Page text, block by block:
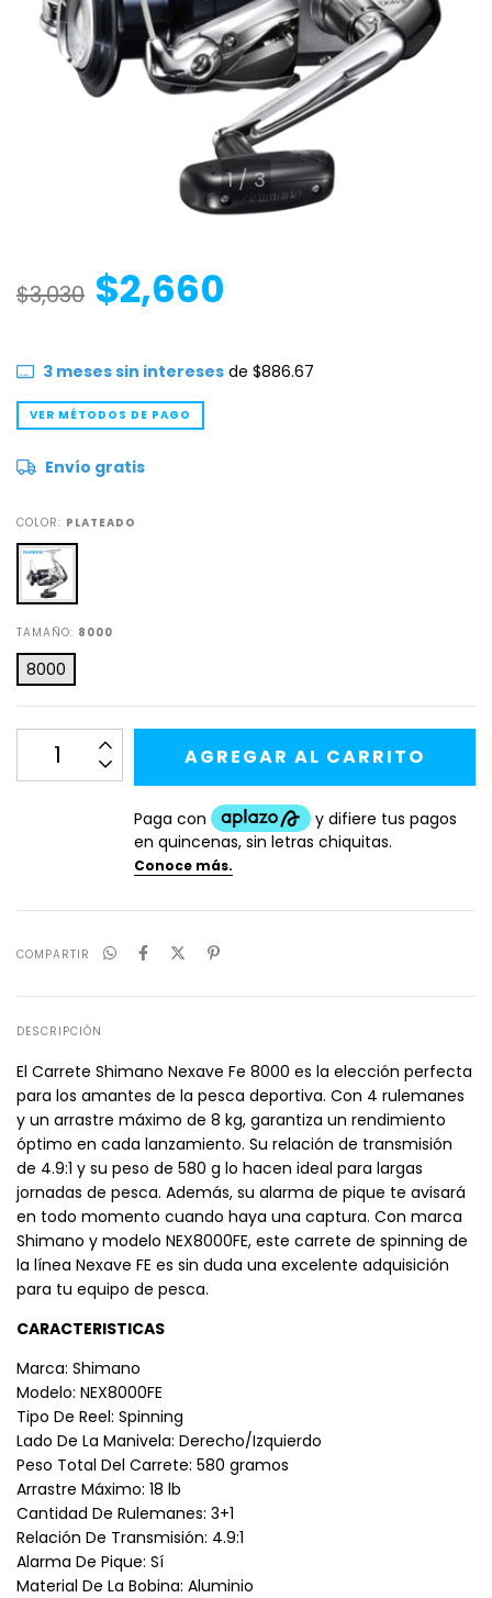
1/3
$3,030 $2,660
3meses sin interesesde $886.67
VER MÉTODOS DE PAGO
Envío gratis
COLOR: PLATEADO
TAMAÑO: 8000
8000
COMPARTIR
DESCRIPCIÓN
El Carrete Shimano Nexave Fe 8000 es la elección perfecta
para los amantes de la pesca deportiva. Con 4 rulemanes
y un arrastre máximo de 8 kg, garantiza un rendimiento
óptimo en cada lanzamiento. Su relación de transmisión
de 4.9:1 y su peso de 580 g lo hacen ideal para largas
jornadas de pesca. Además, su alarma de pique te avisará
en todo momento cuando haya una captura. Con marca
Shimano y modelo NEX8000FE, este carrete de spinning de
la línea Nexave FE es sin duda una excelente adquisición
para tu equipo de pesca.
CARACTERISTICAS
Marca: Shimano
Modelo: NEX8000FE
Tipo De Reel: Spinning
Lado De La Manivela: Derecho/Izquierdo
Peso Total Del Carrete: 580 gramos
Arrastre Máximo: 18 lb
Cantidad De Rulemanes: 3+1
Relación De Transmisión: 4.9:1
Alarma De Pique: Sí
Material De La Bobina: Aluminio